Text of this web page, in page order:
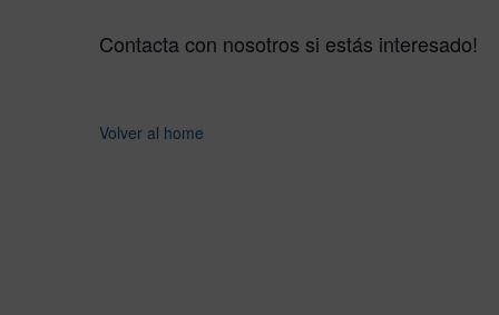
Contacta con nosotros si estás interesado!
Volver al home